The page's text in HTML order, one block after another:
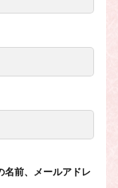
名前、メールアドレ